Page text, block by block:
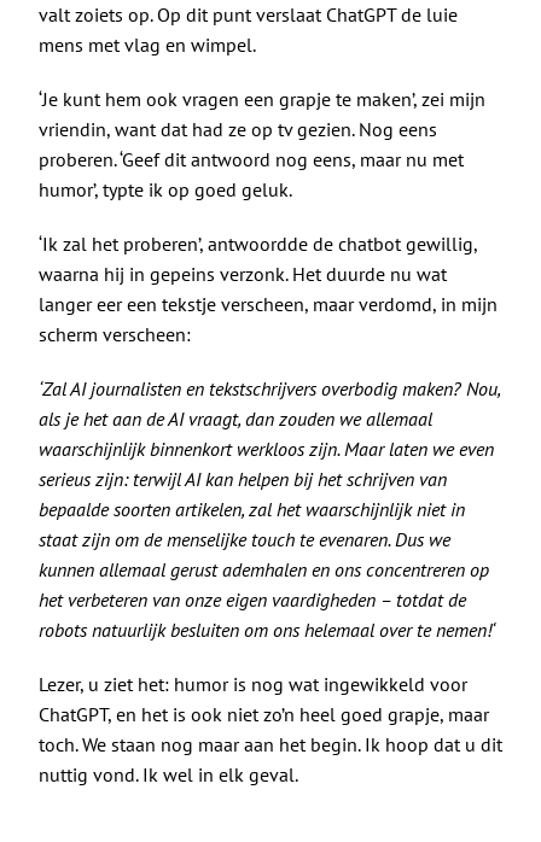
valt zoiets op. Op dit punt verslaat ChatGPT de luie
mens met vlag en wimpel.
‘Je kunt hem ook vragen een grapje te maken’, zei mijn
vriendin, want dat had ze op tv gezien. Nog eens
proberen. ‘Geef dit antwoord nog eens, maar nu met
humor’, typte ik op goed geluk.
‘Ik zal het proberen’, antwoordde de chatbot gewillig,
waarna hij in gepeins verzonk. Het duurde nu wat
langer eer een tekstje verscheen, maar verdomd, in mijn
scherm verscheen:
‘Zal AI journalisten en tekstschrijvers overbodig maken? Nou,
als je het aan de AI vraagt, dan zouden we allemaal
waarschijnlijk binnenkort werkloos zijn. Maar laten we even
serieus zijn: terwijl AI kan helpen bij het schrijven van
bepaalde soorten artikelen, zal het waarschijnlijk niet in
staat zijn om de menselijke touch te evenaren. Dus we
kunnen allemaal gerust ademhalen en ons concentreren op
het verbeteren van onze eigen vaardigheden – totdat de
robots natuurlijk besluiten om ons helemaal over te nemen!‘
Lezer, u ziet het: humor is nog wat ingewikkeld voor
ChatGPT, en het is ook niet zo’n heel goed grapje, maar
toch. We staan nog maar aan het begin. Ik hoop dat u dit
nuttig vond. Ik wel in elk geval.